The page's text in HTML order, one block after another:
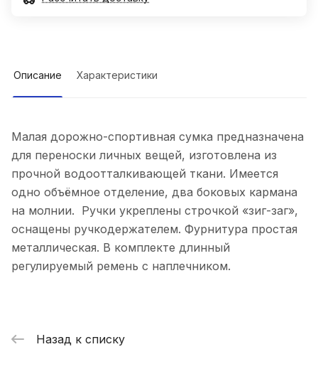
Описание Характеристики
Малая дорожно-спортивная сумка предназначена
для переноски личных вещей, изготовлена из
прочной водоотталкивающей ткани. Имеется
одно объёмное отделение, два боковых кармана
на молнии. Ручки укреплены строчкой «зиг-заг»,
оснащены ручкодержателем. Фурнитура простая
металлическая. В комплекте длинный
регулируемый ремень с наплечником.
Назад к списку